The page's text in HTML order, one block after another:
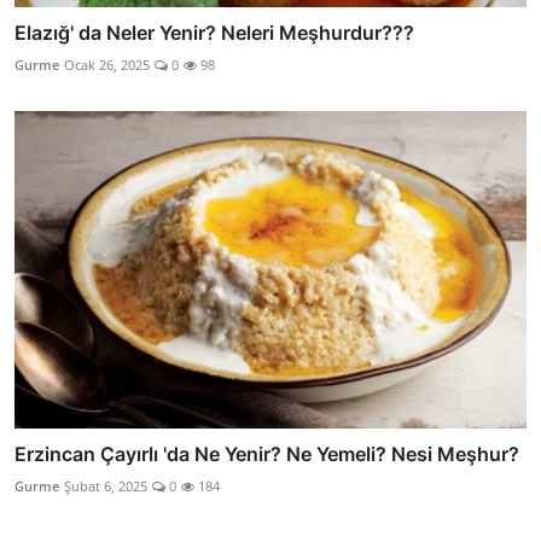
Elazığ' da Neler Yenir? Neleri Meşhurdur???
Gurme Ocak 26, 2025 0 98
Erzincan Çayırlı 'da Ne Yenir? Ne Yemeli? Nesi Meşhur?
Gurme Şubat 6, 2025 0 184